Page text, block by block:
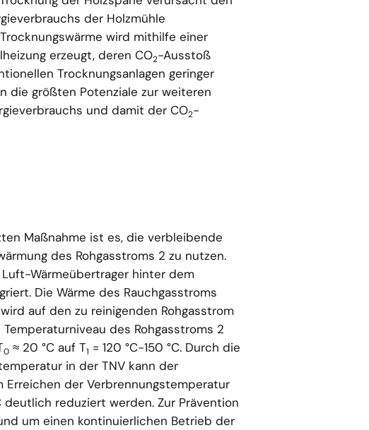
der Holzmühle
wird mithilfe einer
erzeugt, deren CO2-Ausstoß
Trocknungsanlagen geringer
die größten Potenziale zur weiteren
und damit der CO2-
Maßnahme ist es, die verbleibende
des Rohgasstroms 2 zu nutzen.
Wärmeübertrager hinter dem
Die Wärme des Rauchgasstroms
auf den zu reinigenden Rohgasstrom
des Rohgasstroms 2
0 ≈ 20 °C auf T1 = 120 °C-150 °C. Durch die
in der TNV kann der
Erreichen der Verbrennungstemperatur
deutlich reduziert werden. Zur Prävention
um einen kontinuierlichen Betrieb der